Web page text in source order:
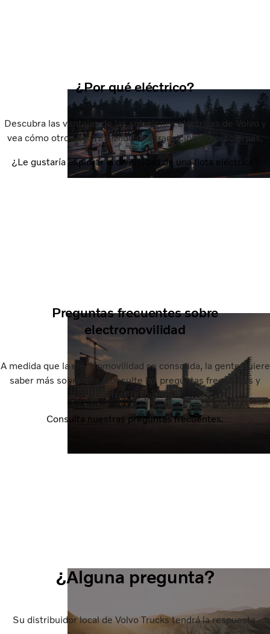
¿Por qué eléctrico?
Descubra las ventajas de las soluciones eléctricas de Volvo y
vea cómo otros han realizado una transición sin problemas.
¿Le gustaría explorar la diversidad de una flota eléctrica?
Preguntas frecuentes sobre
electromovilidad
A medida que la electromovilidad se consolida, la gente quiere
saber más sobre ella. Consulte las preguntas frecuentes y
nuestras respuestas.
Consulta nuestras preguntas frecuentes.
¿Alguna pregunta?
Su distribuidor local de Volvo Trucks tendrá la respuesta.